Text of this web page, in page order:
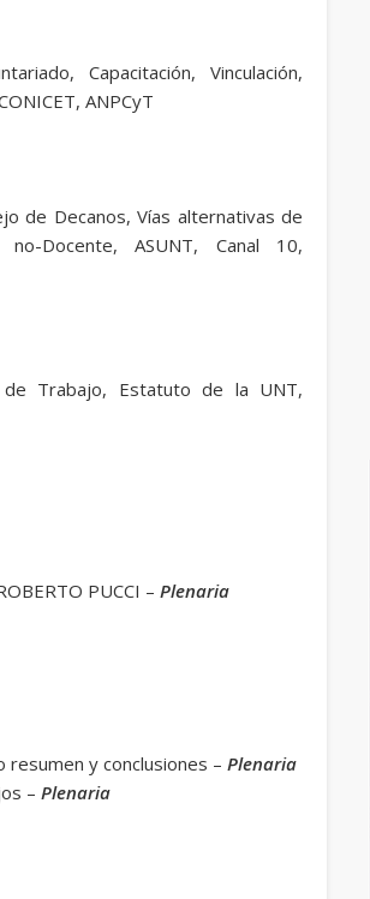
Capacitación, Vinculación,
ANPCyT
de Decanos, Vías alternativas de
Docente, ASUNT, Canal 10,
de Trabajo, Estatuto de la UNT,
PUCCI –Plenaria
resumen y conclusiones –Plenaria
–Plenaria